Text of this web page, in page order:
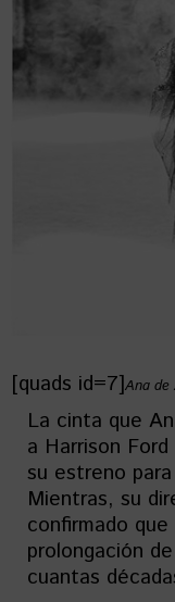
[quads id=7]Ana
La cinta que
a Harrison
su estreno
Mientras, su
confirmado que
prolongación
cuantas